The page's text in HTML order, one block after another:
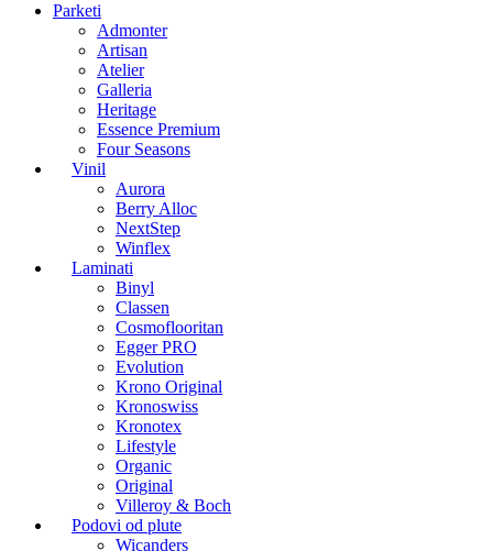
Parketi
Admonter
Artisan
Atelier
Galleria
Heritage
Essence Premium
Four Seasons
Vinil
Aurora
Berry Alloc
NextStep
Winflex
Laminati
Binyl
Classen
Cosmoflooritan
Egger PRO
Evolution
Krono Original
Kronoswiss
Kronotex
Lifestyle
Organic
Original
Villeroy & Boch
Podovi od plute
Wicanders